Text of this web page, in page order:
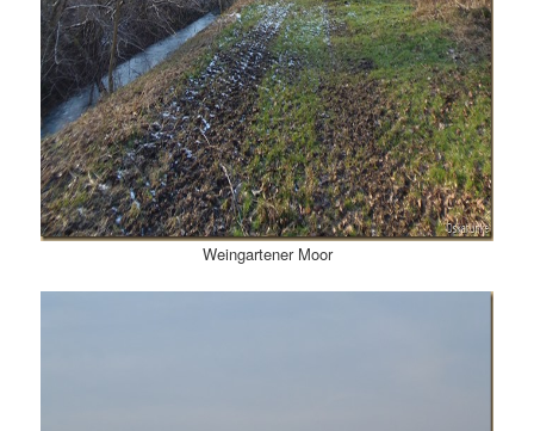
Weingartener Moor